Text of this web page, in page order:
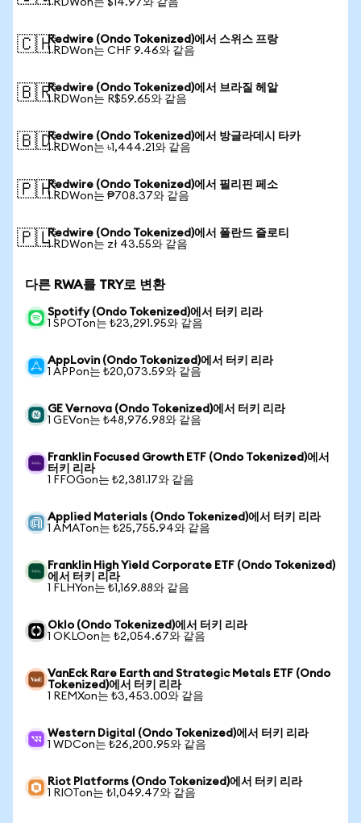
1 RDWon는 $14.97와 같음
🇨🇭Redwire (Ondo Tokenized)에서 스위스 프랑
1 RDWon는 CHF 9.46와 같음
🇧🇷Redwire (Ondo Tokenized)에서 브라질 헤알
1 RDWon는 R$59.65와 같음
🇧🇩Redwire (Ondo Tokenized)에서 방글라데시 타카
1 RDWon는 ৳1,444.21와 같음
🇵🇭Redwire (Ondo Tokenized)에서 필리핀 페소
1 RDWon는 ₱708.37와 같음
🇵🇱Redwire (Ondo Tokenized)에서 폴란드 즐로티
1 RDWon는 zł 43.55와 같음
다른 RWA를 TRY로 변환
Spotify (Ondo Tokenized)에서 터키 리라
1 SPOTon는 ₺23,291.95와 같음
AppLovin (Ondo Tokenized)에서 터키 리라
1 APPon는 ₺20,073.59와 같음
GE Vernova (Ondo Tokenized)에서 터키 리라
1 GEVon는 ₺48,976.98와 같음
Franklin Focused Growth ETF (Ondo Tokenized)에서
터키 리라
1 FFOGon는 ₺2,381.17와 같음
Applied Materials (Ondo Tokenized)에서 터키 리라
1 AMATon는 ₺25,755.94와 같음
Franklin High Yield Corporate ETF (Ondo Tokenized)
에서 터키 리라
1 FLHYon는 ₺1,169.88와 같음
Oklo (Ondo Tokenized)에서 터키 리라
1 OKLOon는 ₺2,054.67와 같음
VanEck Rare Earth and Strategic Metals ETF (Ondo
Tokenized)에서 터키 리라
1 REMXon는 ₺3,453.00와 같음
Western Digital (Ondo Tokenized)에서 터키 리라
1 WDCon는 ₺26,200.95와 같음
Riot Platforms (Ondo Tokenized)에서 터키 리라
1 RIOTon는 ₺1,049.47와 같음